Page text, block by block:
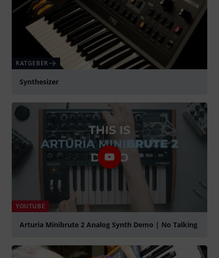
RATGEBER
Synthesizer
YOUTUBE
Arturia Minibrute 2 Analog Synth Demo | No Talking